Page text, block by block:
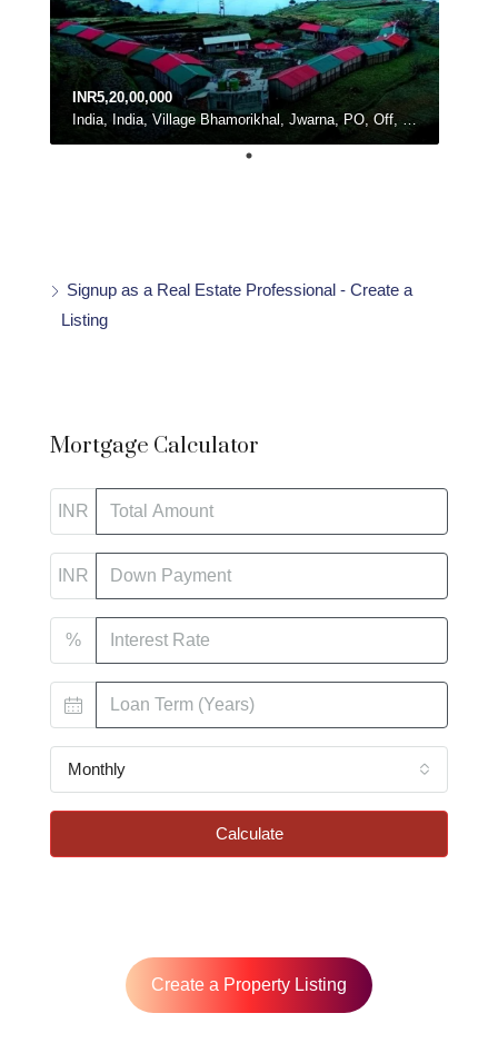
INR5,20,00,000
India, India, Village Bhamorikhal, Jwarna, PO, Off, Chamba - Mussoorie Rd, Kanatal, Dhanolti, Uttarakhand
Signup as a Real Estate Professional - Create a
Listing
Mortgage Calculator
INR
INR
%
Monthly
Calculate
Create a Property Listing